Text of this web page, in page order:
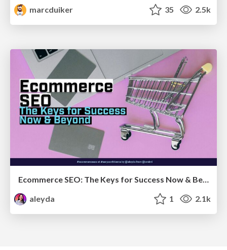
marcduiker
35 2.5k
aleyda
1 2.1k